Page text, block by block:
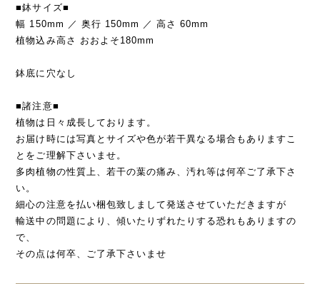
■鉢サイズ■
幅 150mm ／ 奥行 150mm ／ 高さ 60mm
植物込み高さ おおよそ180mm
鉢底に穴なし
■諸注意■
植物は日々成長しております。
お届け時には写真とサイズや色が若干異なる場合もありますこ
とをご理解下さいませ。
多肉植物の性質上、若干の葉の痛み、汚れ等は何卒ご了承下さ
い。
細心の注意を払い梱包致しまして発送させていただきますが
輸送中の問題により、傾いたりずれたりする恐れもありますの
で、
その点は何卒、ご了承下さいませ